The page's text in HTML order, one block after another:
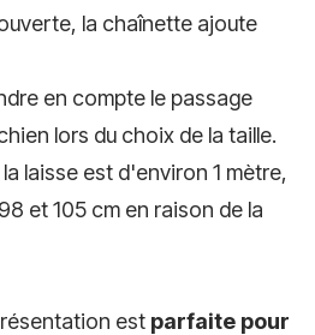
la chaînette ajoute
en compte le passage
lors du choix de la taille.
laisse est d'environ 1 mètre,
et 105 cm en raison de la
est parfaite pour